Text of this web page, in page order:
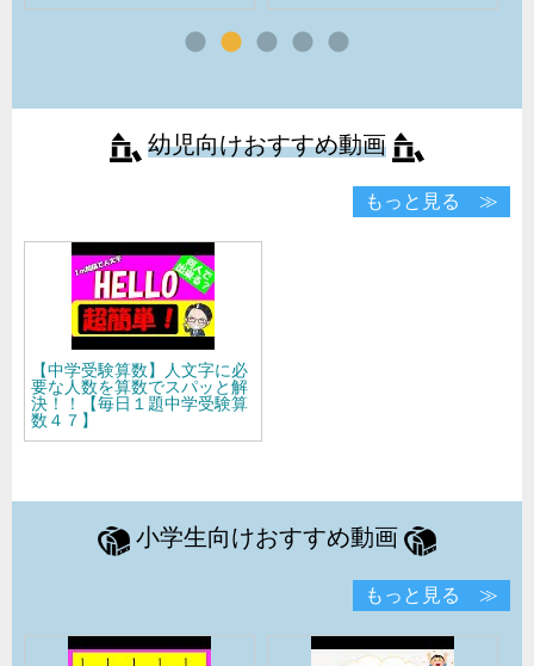
幼児向けおすすめ動画
もっと見る ≫
【中学受験算数】人文字に必
要な人数を算数でスパッと解
決！！【毎日１題中学受験算
数４７】
小学生向けおすすめ動画
もっと見る ≫